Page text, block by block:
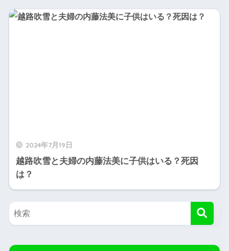
2024年7月19日
越路吹雪と夫婦の内藤法美に子供はいる？死因
は？